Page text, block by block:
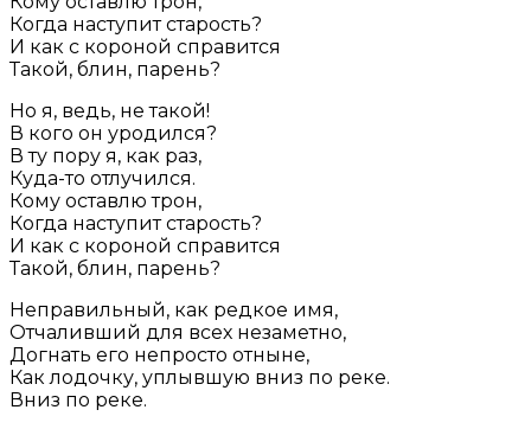
Когда наступит старость?
И как с короной справится
Такой, блин, парень?
Но я, ведь, не такой!
В кого он уродился?
В ту пору я, как раз,
Куда-то отлучился.
Кому оставлю трон,
Когда наступит старость?
И как с короной справится
Такой, блин, парень?
Неправильный, как редкое имя,
Отчаливший для всех незаметно,
Догнать его непросто отныне,
Как лодочку, уплывшую вниз по реке.
Вниз по реке.